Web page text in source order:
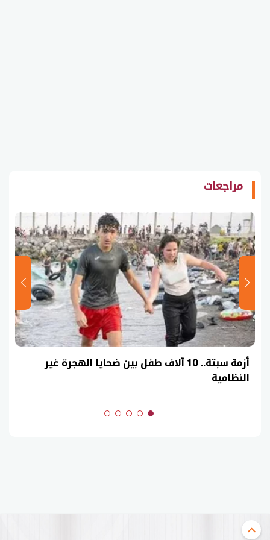
مراجعات
أزمة سبتة.. 10 آلاف طفل بين ضحايا الهجرة غير
النظامية